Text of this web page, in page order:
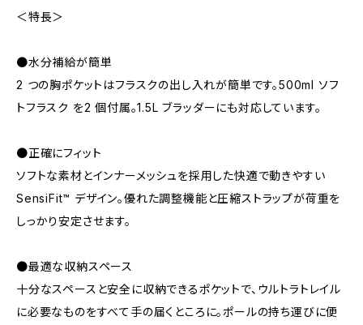
＜特長＞
●水分補給が簡単
2 つの胸ポケットはフラスクの出し入れが簡単です。500ml ソフ
トフラスク を2 個付属。1.5L ブラッダーにも対応しています。
●正確にフィット
ソフトな素材とインナーメッシュを採用した快適で動きやすい
SensiFit™ デザイン。優れた調整機能と圧縮ストラップが荷重を
しっかり安定させます。
●最適な収納スペース
十分なスペースと安全に収納できるポケットで、ウルトラトレイル
に必要なものをすべて手の届くところに。ポールの持ち運びに便